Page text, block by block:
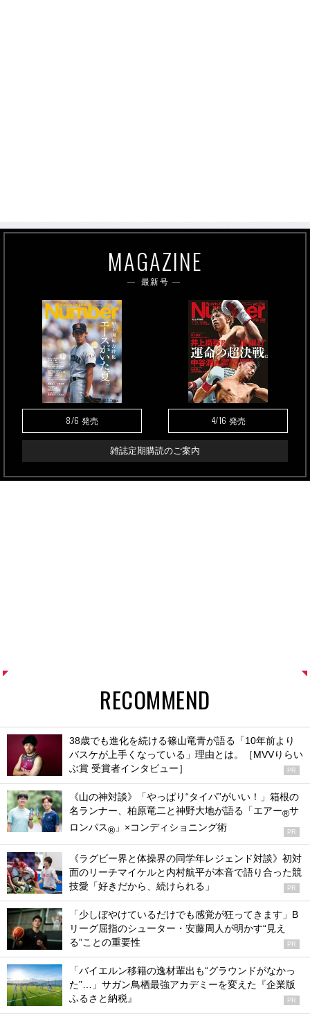
MAGAZINE
最新号
8/6 発売 4/16 発売
雑誌定期購読のご案内
RECOMMEND
38歳でも進化を続ける篠山竜青が語る「10年前より
バスケが上手くなっている」理由とは。［MVVりらい
ぶ賞 受賞者インタビュー］
PR
《山の神対談》「やっぱり“タイパ”がいい！」箱根の
名ランナー、柏原竜二と神野大地が語る「エアー®サ
ロンパス® 」×コンディショニング術 PR
《ラグビー界と体操界の同学年レジェンド対談》初対
面のリーチマイケルと内村航平が本音で語り合った競
技愛「好きだから、続けられる」
PR
「少しぼやけているだけでも感覚が狂ってきます」B
リーグ屈指のシューター・安藤周人が明かす“見え
る”ことの重要性
PR
「バイエルン移籍の逸材輩出も“グラウンドがなかっ
た”…」サガン鳥栖最強アカデミーを変えた『企業版
ふるさと納税』
PR